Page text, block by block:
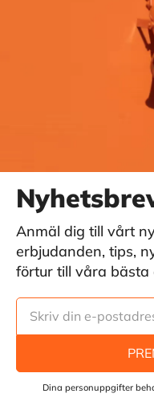
Anmäl dig till vårt
erbjudanden, tips,
förtur till våra bästa
Dina personuppgifter